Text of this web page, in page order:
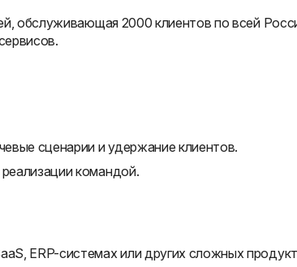
обслуживающая 2000 клиентов по всей
сценарии и удержание клиентов.
командой.
ERP-системах или других сложных